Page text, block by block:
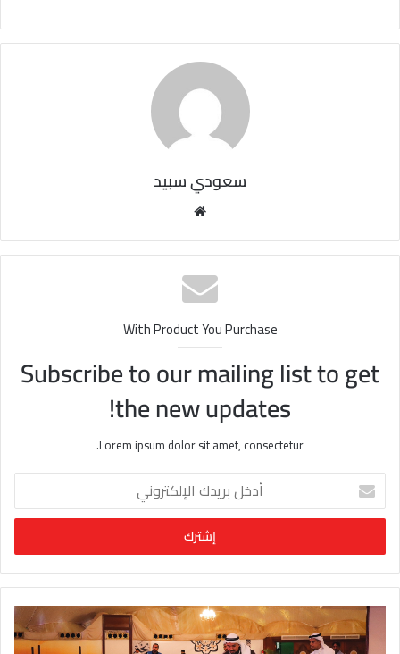
سعودي سبيد
الوي
ب
With Product You Purchase
Subscribe to our mailing list to get
the new updates!
Lorem ipsum dolor sit amet, consectetur.
خ
ب
ر
ي
د